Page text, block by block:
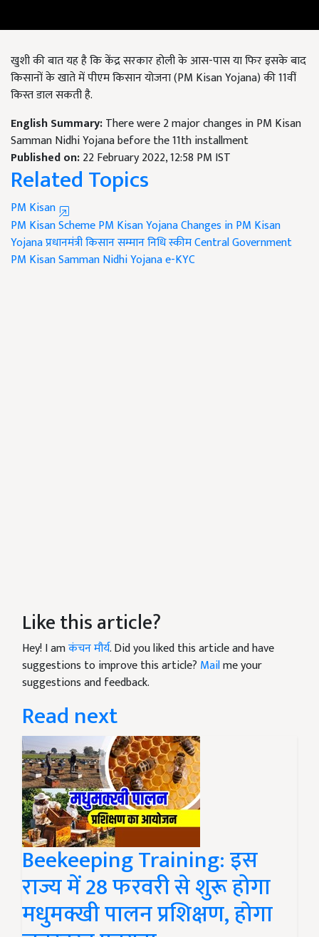
खुशी की बात यह है कि केंद्र सरकार होली के आस-पास या फिर इसके बाद
किसानों के खाते में पीएम किसान योजना (PM Kisan Yojana) की 11वीं
किस्त डाल सकती है.
English Summary:There were 2 major changes in PM Kisan
Samman Nidhi Yojana before the 11th installment
Published on:22 February 2022, 12:58 PM IST
Related Topics
PM Kisan
PM Kisan SchemePM Kisan YojanaChanges in PM Kisan
Yojanaप्रधानमंत्री किसान सम्मान निधि स्कीमCentral Government
PM Kisan Samman Nidhi Yojanae-KYC
Like this article?
Hey! I amकंचन मौर्य. Did you liked this article and have
suggestions to improve this article? Mailme your
suggestions and feedback.
Read next
Beekeeping Training: इस
राज्य में 28 फरवरी से शुरू होगा
मधुमक्खी पालन प्रशिक्षण, होगा